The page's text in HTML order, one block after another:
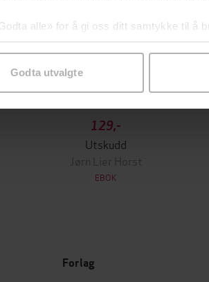
alle» for å gi oss ditt samtykke til å
spesifikke formål ved å klikke på
Godta utvalgte
129,-
Utskudd
Jørn Lier Horst
EBOK
Forlag